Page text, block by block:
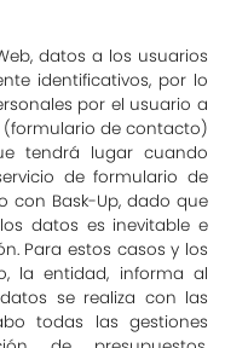
datos a los usuarios
identificativos, por lo
por el usuario a
(formulario de contacto)
tendrá lugar cuando
de formulario de
Bask-Up, dado que
datos es inevitable e
Para estos casos y los
la entidad, informa al
se realiza con las
todas las gestiones